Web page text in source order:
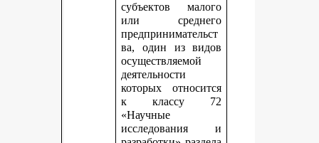
субъектов малого
или среднего
предпринимательст
ва, один из видов
осуществляемой
деятельности
которых относится
к классу 72
«Научные
исследования и